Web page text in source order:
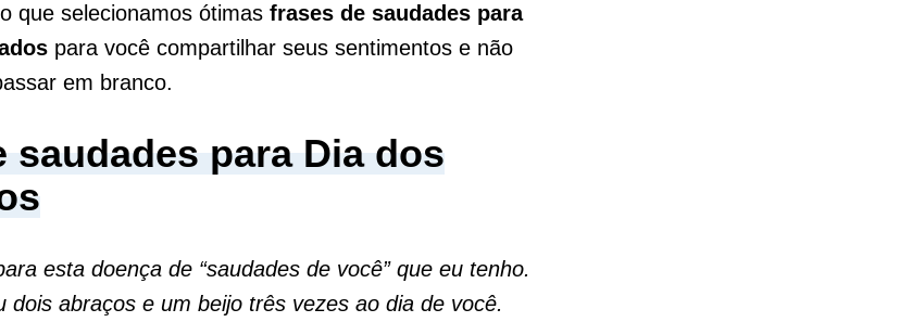
que selecionamos ótimas frases de saudades para
para você compartilhar seus sentimentos e não
em branco.
saudades para Dia dos
esta doença de “saudades de você” que eu tenho.
dois abraços e um beijo três vezes ao dia de você.